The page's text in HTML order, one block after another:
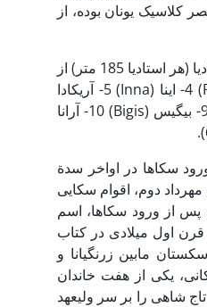
کلاسیک یونان بوده، از
1-پروفتازیا (Prophthasia) که قرار نظریة آراتوسنتس به مقدار 1600 تا 1500 استادیا (هر استادیا 185 متر) از
اسکندریة آریون (هرات) فاصله داشت. 2- فارازارا (Pharazara) 3- رودا (Rhauda) 4- اینا (Inna) 5- آریکادا
(Arikada) 6- گزارزیار (Xarxiar) 7- نوستانا (Nostana) 8- فارازانا (Pharazana) 9- بی­گیس (Bigis) 10- آرانا
سکاها در اواخر سدة
و در زمان پادشاهی مهرداد دوم، اقوام سکایی
پس از ورود سکاها، اسم
قرن اول میلادی در کتاب
مابین زرنگیانا و
پَهلَو در دورة اشکانی، یکی از هفت خاندان
شاهی را بر سر ولیعهد